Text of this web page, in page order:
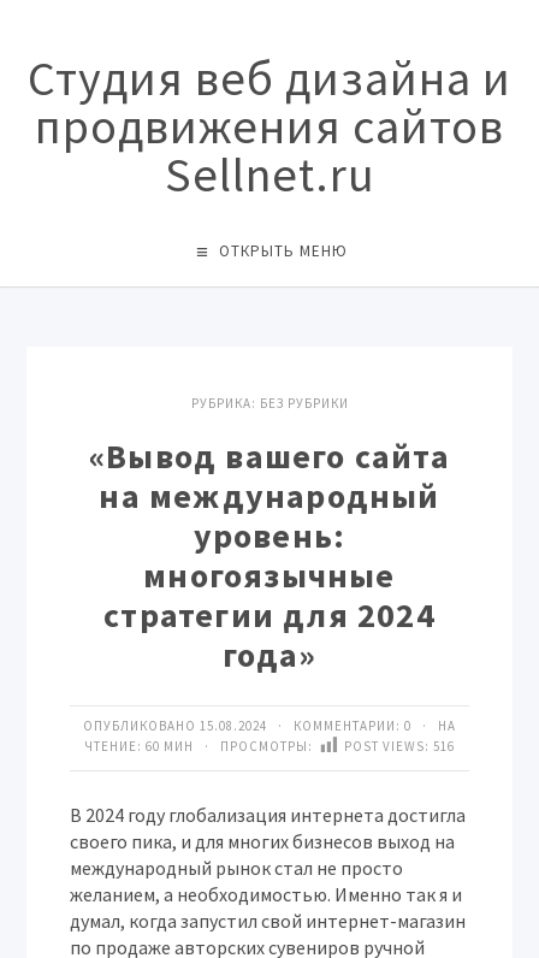
Студия веб дизайна и
продвижения сайтов
Sellnet.ru
ОТКРЫТЬ МЕНЮ
РУБРИКА: БЕЗ РУБРИКИ
«Вывод вашего сайта
на международный
уровень:
многоязычные
стратегии для 2024
года»
ОПУБЛИКОВАНО 15.08.2024 · КОММЕНТАРИИ: 0 · НА
ЧТЕНИЕ: 60 МИН · ПРОСМОТРЫ:
POST VIEWS: 516
В 2024 году глобализация интернета достигла
своего пика, и для многих бизнесов выход на
международный рынок стал не просто
желанием, а необходимостью. Именно так я и
думал, когда запустил свой интернет-магазин
по продаже авторских сувениров ручной